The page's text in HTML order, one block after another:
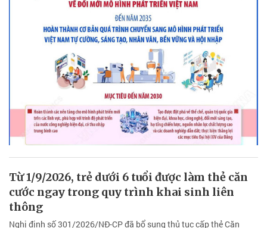
Từ 1/9/2026, trẻ dưới 6 tuổi được làm thẻ căn
cước ngay trong quy trình khai sinh liên
thông
Nghị định số 301/2026/NĐ-CP đã bổ sung thủ tục cấp thẻ Căn